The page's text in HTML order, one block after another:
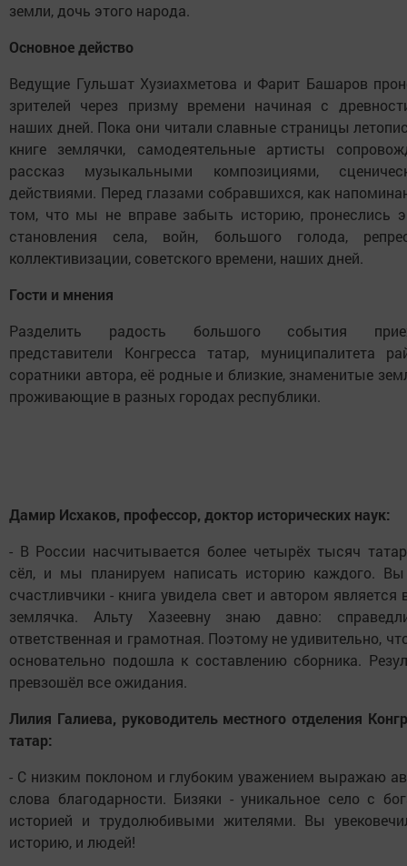
земли, дочь этого народа.
Основное действо
Ведущие Гульшат Хузиахметова и Фарит Башаров
зрителей через призму времени начиная с
наших дней. Пока они читали славные страницы
книге землячки, самодеятельные артисты
рассказ музыкальными композициями,
действиями. Перед глазами собравшихся, как
том, что мы не вправе забыть историю, пронеслись
становления села, войн, большого голода,
коллективизации, советского времени, наших дней.
Гости и мнения
Разделить радость большого события
представители Конгресса татар, муниципалитета
соратники автора, её родные и близкие, знаменитые
проживающие в разных городах республики.
Дамир Исхаков, профессор, доктор исторических наук:
- В России насчитывается более четырёх тысяч
сёл, и мы планируем написать историю каждого.
счастливчики - книга увидела свет и автором является
землячка. Альту Хазеевну знаю давно:
ответственная и грамотная. Поэтому не удивительно,
основательно подошла к составлению сборника.
превзошёл все ожидания.
Лилия Галиева, руководитель местного отделения
татар:
- С низким поклоном и глубоким уважением выражаю
слова благодарности. Бизяки - уникальное село с
историей и трудолюбивыми жителями. Вы
историю, и людей!